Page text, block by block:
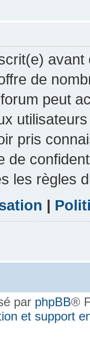
avant
de
peut
pris
de
les règles
|
par phpBB®
et support